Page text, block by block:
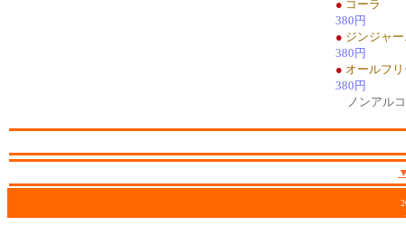
● コーラ
380円
● ジンジャ
380円
● オールフ
380円
ノンアル